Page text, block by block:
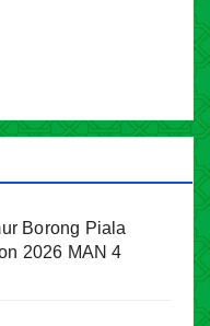
Borong Piala
2026 MAN 4